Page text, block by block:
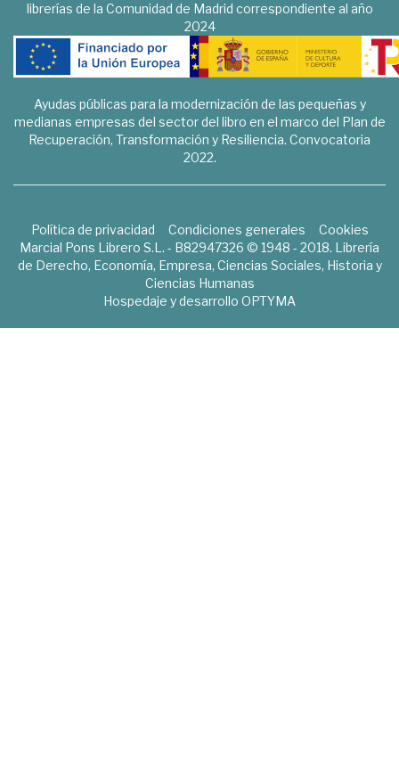
librerías de la Comunidad de Madrid correspondiente al año
2024
Ayudas públicas para la modernización de las pequeñas y
medianas empresas del sector del libro en el marco del Plan de
Recuperación, Transformación y Resiliencia. Convocatoria
2022.
Política de privacidad Condiciones generales
Cookies
Marcial Pons Librero S.L. - B82947326 © 1948 - 2018. Librería
de Derecho, Economía, Empresa, Ciencias Sociales, Historia y
Ciencias Humanas
Hospedaje y desarrollo OPTYMA